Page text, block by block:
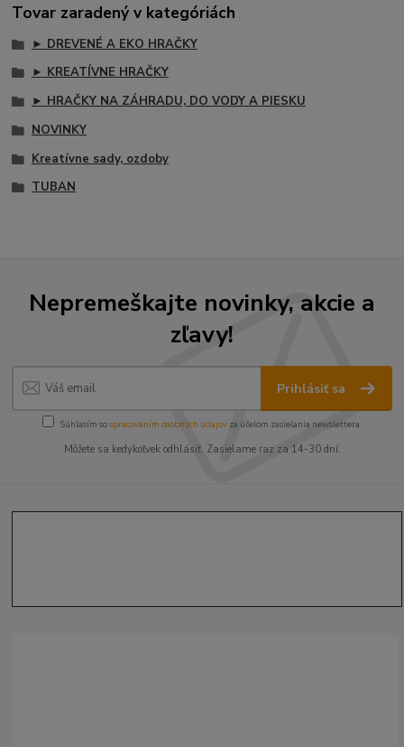
Tovar zaradený v kategóriách
► DREVENÉ A EKO HRAČKY
► KREATÍVNE HRAČKY
► HRAČKY NA ZÁHRADU, DO VODY A PIESKU
NOVINKY
Kreatívne sady, ozdoby
TUBAN
Nepremeškajte novinky, akcie a
zľavy!
Prihlásiť sa
Súhlasím sospracovaním osobných údajov za účelom zasielania newslettera.
Môžete sa kedykoľvek odhlásiť. Zasielame raz za 14-30 dní.